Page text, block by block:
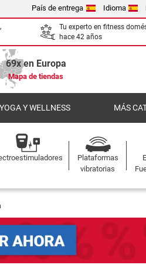
País de entrega Idioma
Tu experto en fitness
hace 42 años
69x en Europa
Mapa de tiendas
Y WELLNESS MÁS
Plataformas
vibratorias